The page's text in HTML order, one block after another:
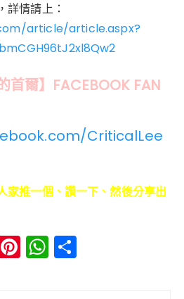
詳情請上：
article/article.aspx?
首爾】FACEBOOK FAN
CriticalLee
家推一個、讚一下、然後分享出
Pi
n
W
h